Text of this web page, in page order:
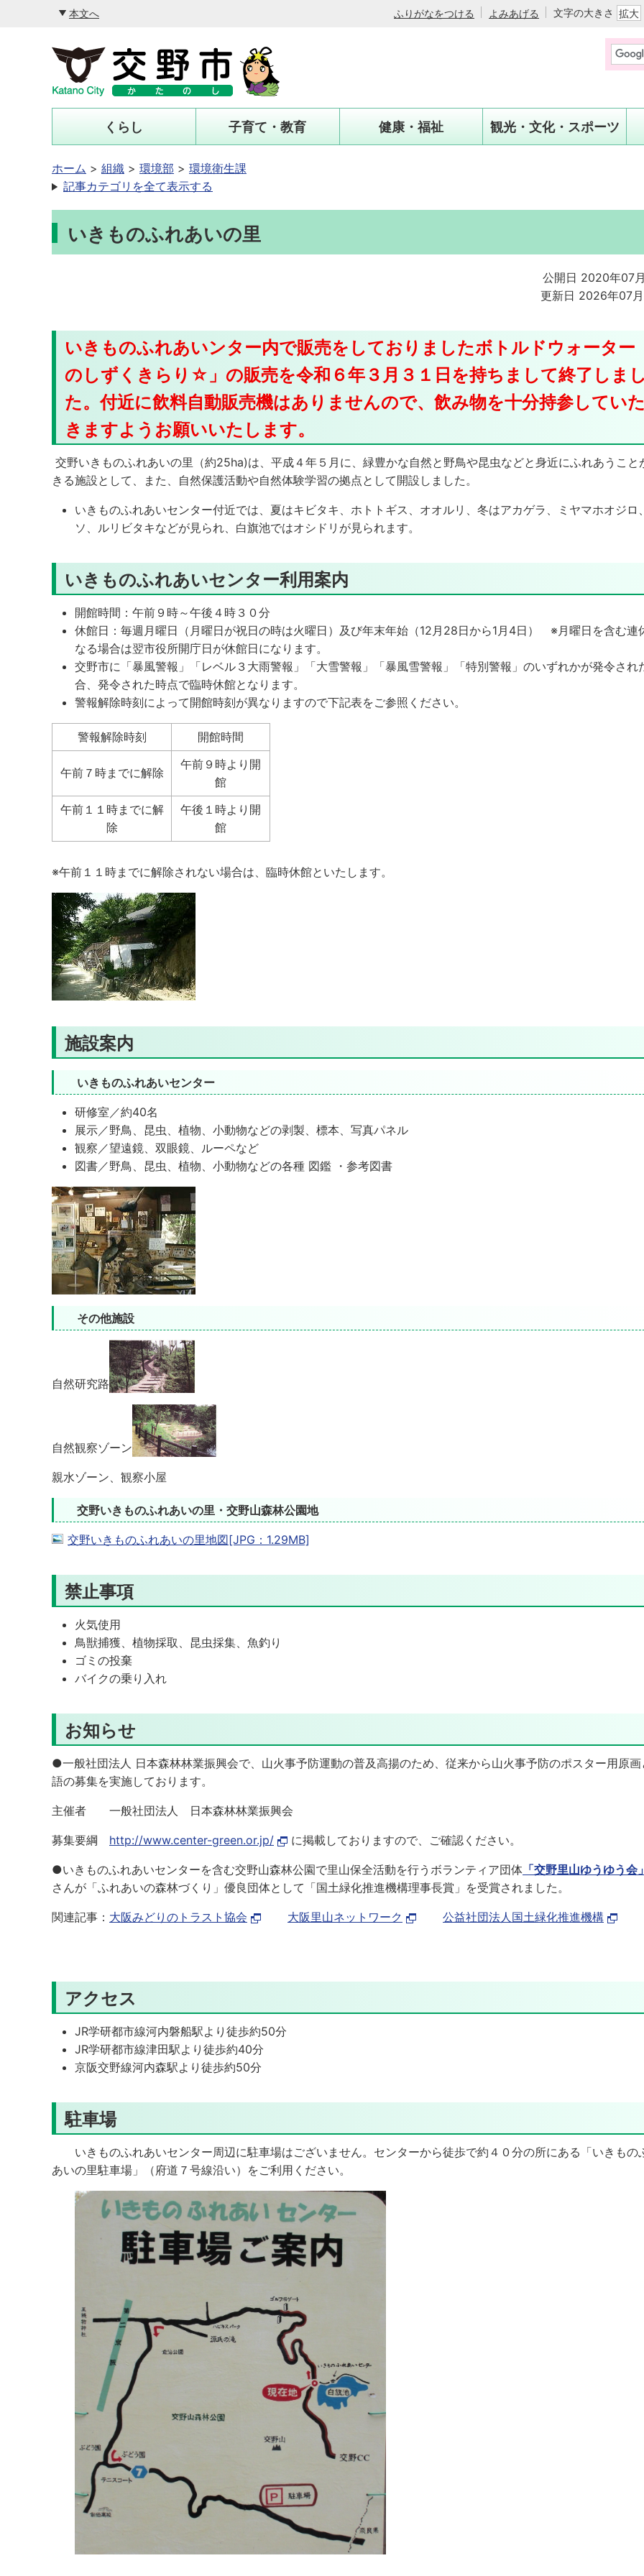
本文へ ふりがなをつける よみあげる 文字の大きさ 拡大
くらし 子育て・教育 健康・福祉 観光・文化・スポーツ
ホーム 組織 環境部
環境衛生課
記事カテゴリを全て表示する
いきものふれあいの里
公開日 2020年07
更新日 2026年07
いきものふれあいンター内で販売をしておりましたボトルドウォーター
のしずくきらり☆」の販売を令和６年３月３１日を持ちまして終了しま
た。付近に飲料自動販売機はありませんので、飲み物を十分持参してい
きますようお願いいたします。
交野いきものふれあいの里（約25ha)は、平成４年５月に、緑豊かな自然と野鳥や昆虫などと身近にふれあうこと
きる施設として、また、自然保護活動や自然体験学習の拠点として開設しました。
いきものふれあいセンター付近では、夏はキビタキ、ホトトギス、オオルリ、冬はアカゲラ、ミヤマホオジロ
ソ、ルリビタキなどが見られ、白旗池ではオシドリが見られます。
いきものふれあいセンター利用案内
開館時間：午前９時～午後４時３０分
休館日：毎週月曜日（月曜日が祝日の時は火曜日）及び年末年始（12月28日から1月4日） ※月曜日を含む連
なる場合は翌市役所開庁日が休館日になります。
交野市に「暴風警報」「レベル３大雨警報」「大雪警報」「暴風雪警報」「特別警報」のいずれかが発令され
合、発令された時点で臨時休館となります。
警報解除時刻によって開館時刻が異なりますので下記表をご参照ください。
警報解除時刻 開館時間
午前７時までに解除
午前９時より開
館
午前１１時までに解
除
午後１時より開
館
※午前１１時までに解除されない場合は、臨時休館といたします。
施設案内
いきものふれあいセンター
研修室／約40名
展示／野鳥、昆虫、植物、小動物などの剥製、標本、写真パネル
観察／望遠鏡、双眼鏡、ルーペなど
図書／野鳥、昆虫、植物、小動物などの各種 図鑑 ・参考図書
その他施設
自然研究路
自然観察ゾーン
親水ゾーン、観察小屋
交野いきものふれあいの里・交野山森林公園地
交野いきものふれあいの里地図[JPG：1.29MB]
禁止事項
火気使用
鳥獣捕獲、植物採取、昆虫採集、魚釣り
ゴミの投棄
バイクの乗り入れ
お知らせ
●一般社団法人 日本森林林業振興会で、山火事予防運動の普及高揚のため、従来から山火事予防のポスター用原画
語の募集を実施しております。
主催者 一般社団法人 日本森林林業振興会
募集要綱 http://www.center-green.or.jp/ に掲載しておりますので、ご確認ください。
●いきものふれあいセンターを含む交野山森林公園で里山保全活動を行うボランティア団体 「交野里山ゆうゆう会
さんが「ふれあいの森林づくり」優良団体として「国土緑化推進機構理事長賞」を受賞されました。
関連記事： 大阪みどりのトラスト協会 大阪里山ネットワーク 公益社団法人国土緑化推進機構
アクセス
JR学研都市線河内磐船駅より徒歩約50分
JR学研都市線津田駅より徒歩約40分
京阪交野線河内森駅より徒歩約50分
駐車場
いきものふれあいセンター周辺に駐車場はございません。センターから徒歩で約４０分の所にある「いきもの
あいの里駐車場」（府道７号線沿い）をご利用ください。